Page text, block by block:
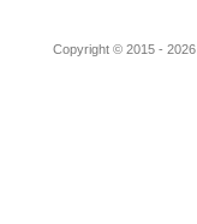
Copyright © 2015 - 2026